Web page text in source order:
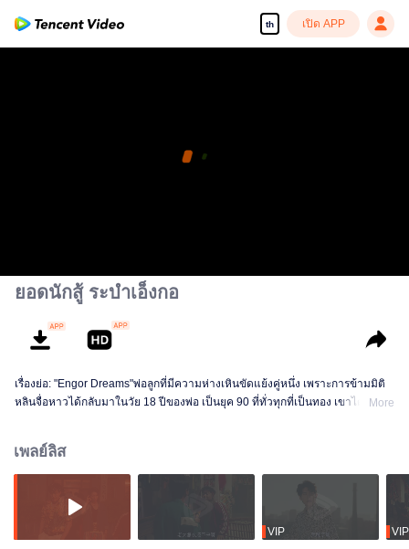
th เปิด APP
ยอดนักสู้ ระบำเอ็งกอ
เรื่องย่อ: "Engor Dreams"พ่อลูกที่มีความห่างเหินขัดแย้งคู่หนึ่ง เพราะการข้ามมิติ
หลินจื่อหาวได้กลับมาในวัย 18 ปีของพ่อ เป็นยุค 90 ที่ทั่วทุกที่เป็นทอง เขาได้รู้จักMore
เพลย์ลิส
VIP VIP